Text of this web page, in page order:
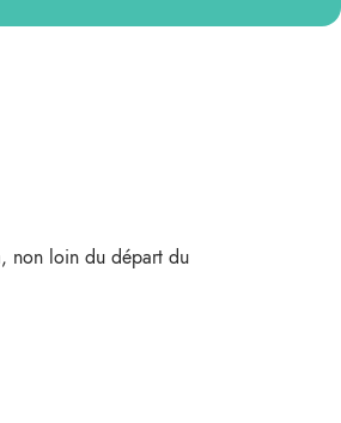
non loin du départ du